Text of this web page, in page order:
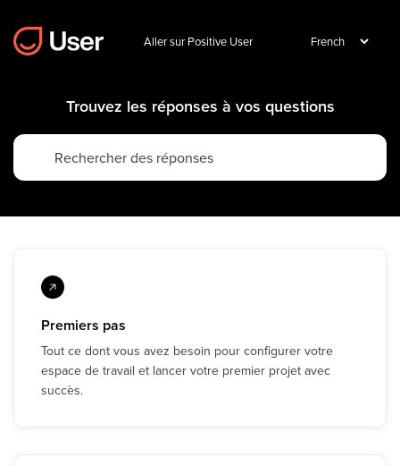
Aller sur Positive User
Trouvez les réponses à vos questions
Premiers pas
Tout ce dont vous avez besoin pour configurer votre
espace de travail et lancer votre premier projet avec
succès.